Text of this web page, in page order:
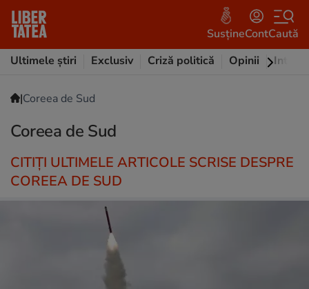
SusțineContCaută
Ultimele știri
Exclusiv Criză politică Opinii
|Coreea de Sud
Coreea de Sud
CITIȚI ULTIMELE ARTICOLE SCRISE DESPRE
COREEA DE SUD